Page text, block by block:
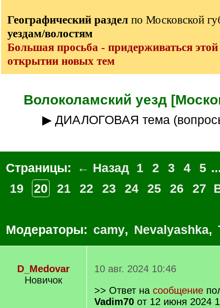
Географический раздел по Московской
уездам/волостям
Большая просьба - придерживаться
открытии новых тем
Волоколамский уезд
▶ ДИАЛОГОВАЯ тема
Страницы: ← Назад 1 2 3 4 5
19
20 21 22 23 24 25 26 27
Модераторы: camy, Nevalyashka,
D_Medovar
Новичок
10 авг. 2024 10:46
>> Ответ на сообщение
Vadim70 от 12 июня 2024